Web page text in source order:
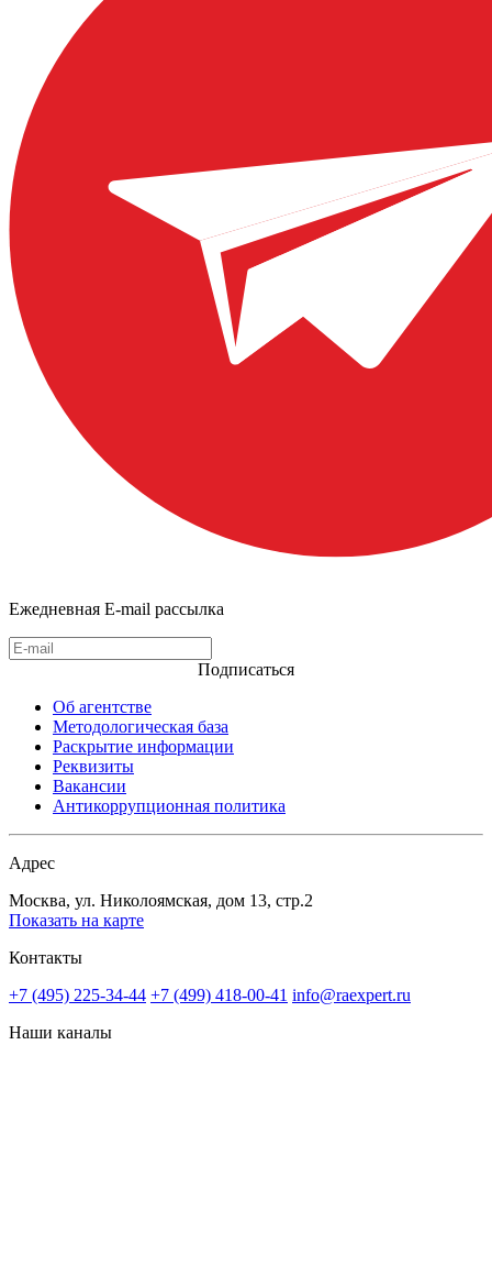
Ежедневная E-mail рассылка
Подписаться
Об агентстве
Методологическая база
Раскрытие информации
Реквизиты
Вакансии
Антикоррупционная политика
Адрес
Москва, ул. Николоямская, дом 13, стр.2
Показать на карте
Контакты
+7 (495) 225-34-44 +7 (499) 418-00-41 info@raexpert.ru
Наши каналы